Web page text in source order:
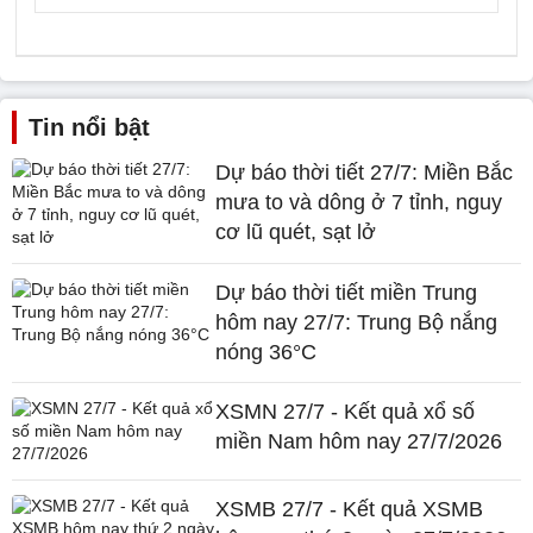
Tin nổi bật
Dự báo thời tiết 27/7: Miền Bắc
mưa to và dông ở 7 tỉnh, nguy
cơ lũ quét, sạt lở
Dự báo thời tiết miền Trung
hôm nay 27/7: Trung Bộ nắng
nóng 36°C
XSMN 27/7 - Kết quả xổ số
miền Nam hôm nay 27/7/2026
XSMB 27/7 - Kết quả XSMB